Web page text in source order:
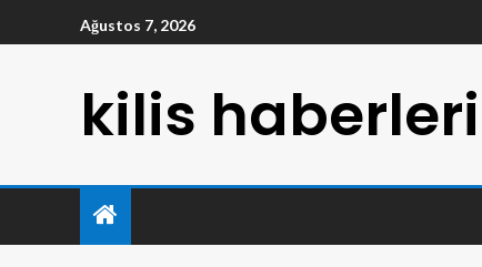
Ağustos 7, 2026
kilis haberleri